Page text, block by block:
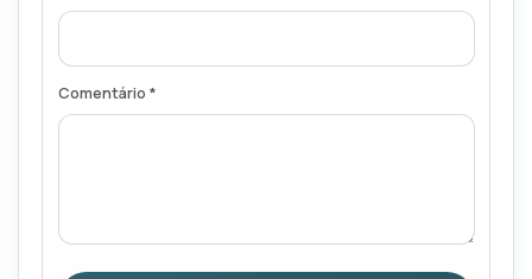
Comentário *